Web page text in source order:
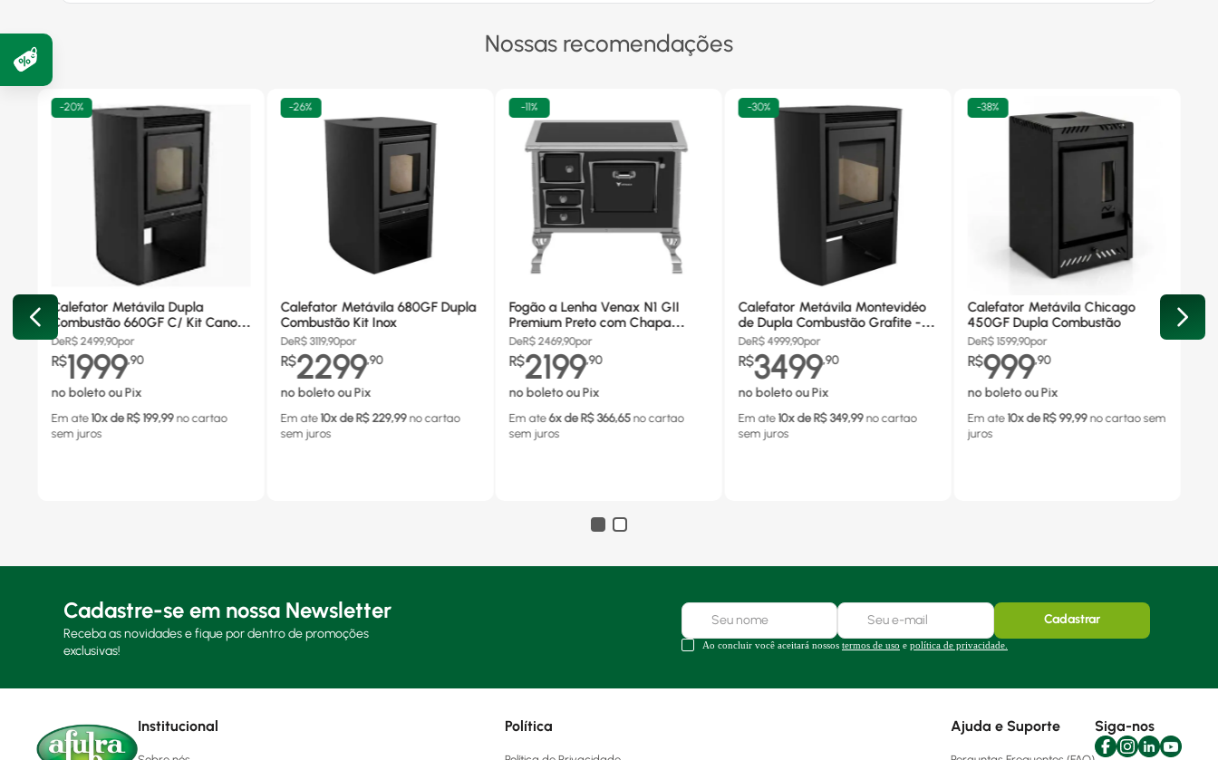
Nossas recomendações
-20%
Calefator Metávila Dupla
Combustão 660GF C/ Kit Canos
Inox
DeR$2499,90por
R$1999,90
no boleto ou Pix
Em ate 10x de R$ 199,99 no cartao
sem juros
-26%
Calefator Metávila 680GF Dupla
Combustão Kit Inox
DeR$3119,90por
R$2299,90
no boleto ou Pix
Em ate 10x de R$ 229,99 no cartao
sem juros
-11%
Fogão a Lenha Venax N1 GII
Premium Preto com Chapa
Vitrocerâmica - Chaminé Saída
Lado Direito
DeR$2469,90por
R$2199,90
no boleto ou Pix
Em ate 6x de R$ 366,65 no cartao
sem juros
-30%
Calefator Metávila Montevidéo
de Dupla Combustão Grafite -
880GF
DeR$ 4999,90por
R$3499,90
no boleto ou Pix
Em ate 10x de R$ 349,99 no cartao
sem juros
-38%
Calefator Metávila Chicago
450GF Dupla Combustão
DeR$ 1599,90por
R$999,90
no boleto ou Pix
Em ate 10x de R$ 99,99 no cartaosem
juros
Cadastre-se em nossa Newsletter
Receba as novidades e fique por dentro de promoções
exclusivas!
Cadastrar
Ao concluir você aceitará nossos termos de uso e política de privacidade.
Institucional Política Ajuda e Suporte Siga-nos